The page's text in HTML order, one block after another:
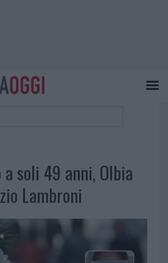
a soli 49 anni, Olbia
Lambroni